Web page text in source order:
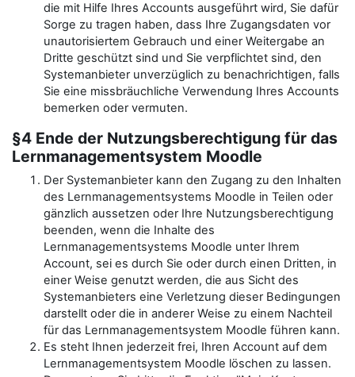
die mit Hilfe Ihres Accounts ausgeführt wird, Sie dafür
Sorge zu tragen haben, dass Ihre Zugangsdaten vor
unautorisiertem Gebrauch und einer Weitergabe an
Dritte geschützt sind und Sie verpflichtet sind, den
Systemanbieter unverzüglich zu benachrichtigen, falls
Sie eine missbräuchliche Verwendung Ihres Accounts
bemerken oder vermuten.
§4 Ende der Nutzungsberechtigung für das
Lernmanagementsystem Moodle
Der Systemanbieter kann den Zugang zu den Inhalten
des Lernmanagementsystems Moodle in Teilen oder
gänzlich aussetzen oder Ihre Nutzungsberechtigung
beenden, wenn die Inhalte des
Lernmanagementsystems Moodle unter Ihrem
Account, sei es durch Sie oder durch einen Dritten, in
einer Weise genutzt werden, die aus Sicht des
Systemanbieters eine Verletzung dieser Bedingungen
darstellt oder die in anderer Weise zu einem Nachteil
für das Lernmanagementsystem Moodle führen kann.
Es steht Ihnen jederzeit frei, Ihren Account auf dem
Lernmanagementsystem Moodle löschen zu lassen.